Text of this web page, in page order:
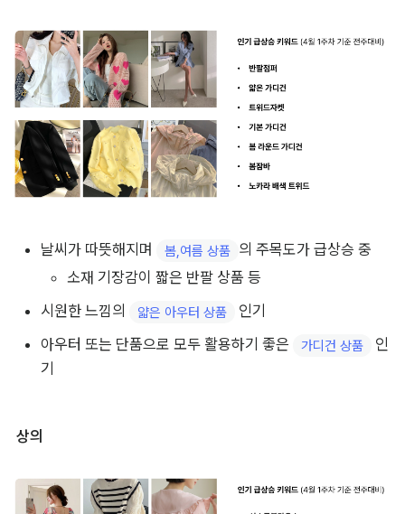
날씨가 따뜻해지며 봄,여름 상품 의 주목도가 급상승 중
소재 기장감이 짧은 반팔 상품 등
시원한 느낌의
얇은 아우터 상품
인기
아우터 또는 단품으로 모두 활용하기 좋은
가디건 상품
인
기
상의